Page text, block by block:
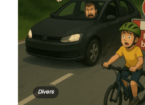
Divers